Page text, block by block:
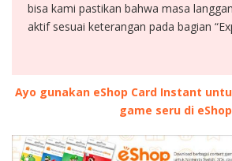
bisa kami pastikan bahwa masa
aktif sesuai keterangan pada bagian
Ayo gunakan eShop Card Instant
game seru di